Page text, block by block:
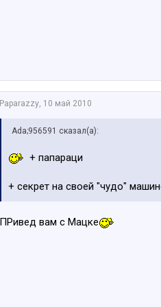
Paparazzy, 10 май 2010
Ada;956591 сказал(а):
+ папараци
+ секрет на своей "чудо"
ПРивед вам с Мацке